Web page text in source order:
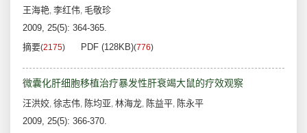
王海艳, 李红伟, 毛敬珍
2009, 25(5): 364-365.
摘要(2175) PDF (128KB)(776)
微囊化肝细胞移植治疗暴发性肝衰竭大鼠的疗效观察
汪洪姣, 徐志伟, 陈均亚, 林海龙, 陈益平, 陈永平
2009, 25(5): 366-370.